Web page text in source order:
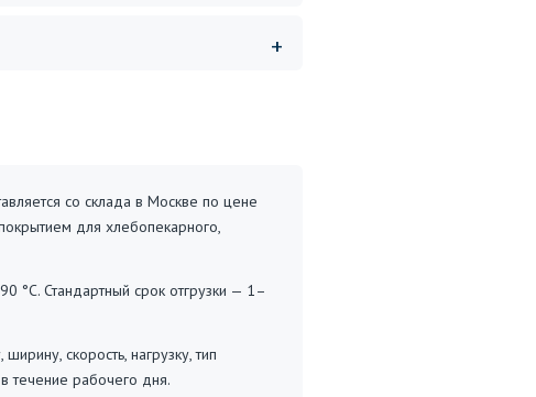
со склада в Москве по цене
для хлебопекарного,
°C. Стандартный срок отгрузки — 1–
скорость, нагрузку, тип
течение рабочего дня.